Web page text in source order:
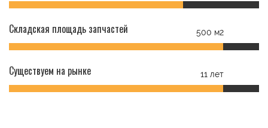
Складская площадь запчастей 500 м2
Существуем на рынке 11 лет